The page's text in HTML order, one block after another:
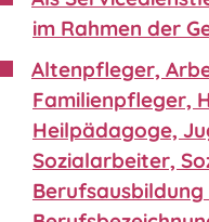
im Rahmen der
Altenpfleger,
Familienpfleger,
Heilpädagoge,
Sozialarbeiter,